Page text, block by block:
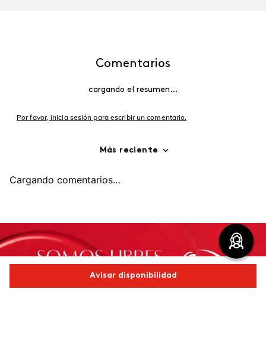
Avisar disponibilidad
Comentarios
cargando el resumen…
Por favor, inicia sesión para escribir un comentario.
Más reciente
Cargando comentarios…